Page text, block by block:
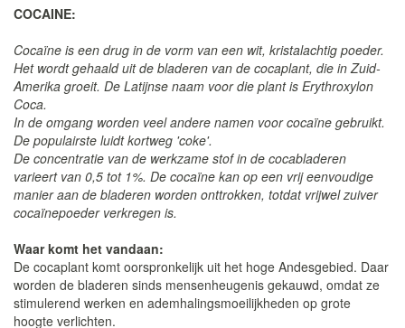
COCAINE:
Cocaïne is een drug in de vorm van een wit, kristalachtig poeder.
Het wordt gehaald uit de bladeren van de cocaplant, die in Zuid-
Amerika groeit. De Latijnse naam voor die plant is Erythroxylon
Coca.
In de omgang worden veel andere namen voor cocaïne gebruikt.
De populairste luidt kortweg 'coke'.
De concentratie van de werkzame stof in de cocabladeren
varieert van 0,5 tot 1%. De cocaïne kan op een vrij eenvoudige
manier aan de bladeren worden onttrokken, totdat vrijwel zuiver
cocaïnepoeder verkregen is.
Waar komt het vandaan:
De cocaplant komt oorspronkelijk uit het hoge Andesgebied. Daar
worden de bladeren sinds mensenheugenis gekauwd, omdat ze
stimulerend werken en ademhalingsmoeilijkheden op grote
hoogte verlichten.